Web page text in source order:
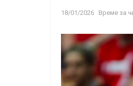
18/01/2026 Време за